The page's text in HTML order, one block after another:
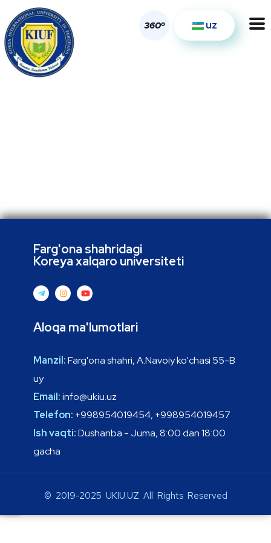
360o uz
Farg'ona shahridagi
Koreya xalqaro universiteti
Aloqa ma'lumotlari
Manzil:Farg'ona shahri, A.Navoiy ko'chasi 55-B
uy
Email:info@ukiu.uz
Telefon: +998954019454, +998954019457
Ish vaqti:Dushanba - Juma, 8:00 dan 18:00
gacha
© 2019-2025 UKIU.UZ All Rights Reserved